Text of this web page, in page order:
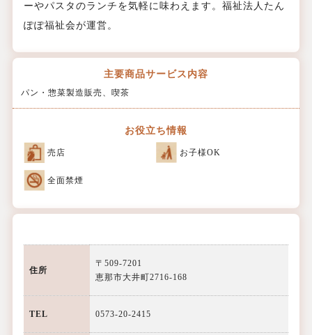
ーやパスタのランチを気軽に味わえます。福祉法人たん
ぽぽ福祉会が運営。
主要商品サービス内容
パン・惣菜製造販売、喫茶
お役立ち情報
売店 お子様OK
全面禁煙
住所
〒509-7201
恵那市大井町2716-168
TEL 0573-20-2415